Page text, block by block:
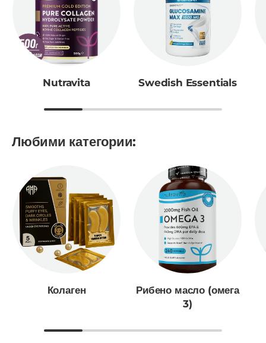
Nutravita Swedish Essentials
Любими категории:
Колаген
Рибено масло (омега
3)